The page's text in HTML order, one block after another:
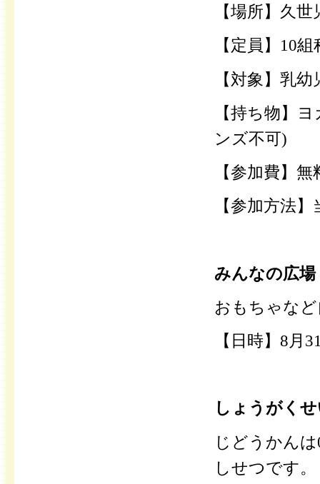
【場所】久世
【定員】10
【対象】乳幼
【持ち物】
ンズ不可)
【参加費】無
【参加方法
みんなの広場
おもちゃな
【日時】8月
しょうがく
じどうかん
しせつです。